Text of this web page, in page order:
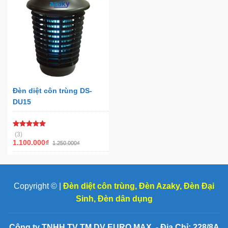
Đèn diệt côn trùng DS-
DU15
Được xếp
hạng5.00
5 sao
(3)
1.100.000₫ 1.250.000₫
Copyright © | Đèn diệt côn trùng, Đèn Azaky, Đèn Đại
Sinh, Đèn dân dụng